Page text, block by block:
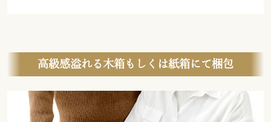
高級感溢れる木箱もしくは紙箱にて梱包